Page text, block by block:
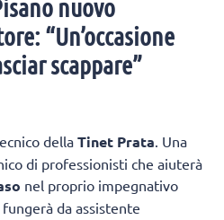
nuovo
“Un’occasione
scappare”
della Tinet Prata. Una
di professionisti che aiuterà
nel proprio impegnativo
fungerà da assistente